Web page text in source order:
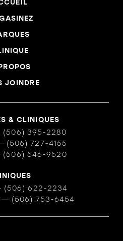
JOINDRE
& CLINIQUES
(506) 395-2280
(506) 727-4155
(506) 546-9520
(506) 622-2234
― (506) 753-6454